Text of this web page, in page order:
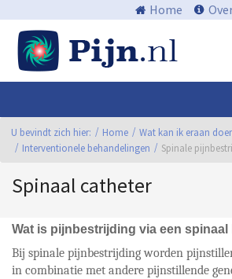
Home
Nieuws en media
Waar zit de pijn?
Wat kan ik eraan doen?
Centra
U bevindt zich hier: Home
Wat kan ik eraan
Interventionele behandelingen
Spinale
Spinaal catheter
Wat is pijnbestrijding via een spinaal
Bij spinale pijnbestrijding worden
in combinatie met andere pijnstillende